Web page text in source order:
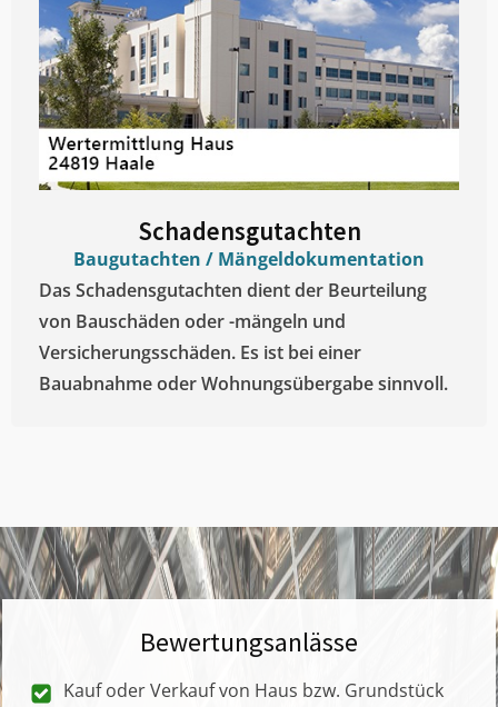
Schadensgutachten
Baugutachten / Mängeldokumentation
Das Schadensgutachten dient der Beurteilung
von Bauschäden oder -mängeln und
Versicherungsschäden. Es ist bei einer
Bauabnahme oder Wohnungsübergabe sinnvoll.
Bewertungsanlässe
Kauf oder Verkauf von Haus bzw. Grundstück